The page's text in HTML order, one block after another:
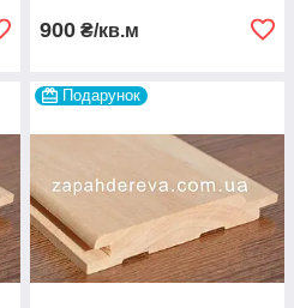
900 ₴/кв.м
Подарунок